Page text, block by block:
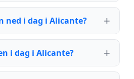
ned i dag i Alicante?
i dag i Alicante?